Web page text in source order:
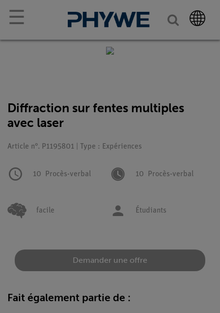
☰
Diffraction sur fentes multiples
avec laser
Article n°. P1195801 | Type : Expériences
10 Procès-verbal 10 Procès-verbal
facile Étudiants
Demander une offre
Fait également partie de :